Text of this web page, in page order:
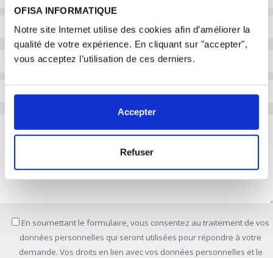
OFISA INFORMATIQUE
Notre site Internet utilise des cookies afin d’améliorer la
qualité de votre expérience. En cliquant sur "accepter",
vous acceptez l’utilisation de ces derniers.
Accepter
Refuser
En soumettant le formulaire, vous consentez au traitement de vos
données personnelles qui seront utilisées pour répondre à votre
demande. Vos droits en lien avec vos données personnelles et le